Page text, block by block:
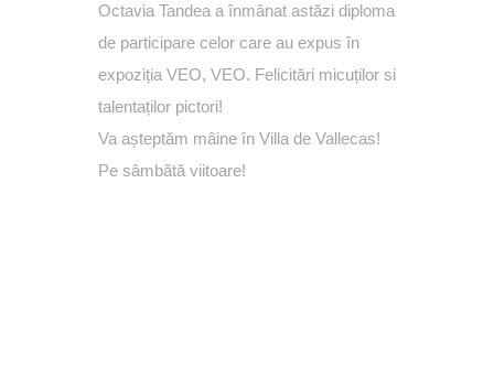
Octavia Tandea a înmânat astăzi diploma
de participare celor care au expus în
expoziția VEO, VEO. Felicitări micuților si
talentaților pictori!
Va așteptăm mâine în Villa de Vallecas!
Pe sâmbătă viitoare!